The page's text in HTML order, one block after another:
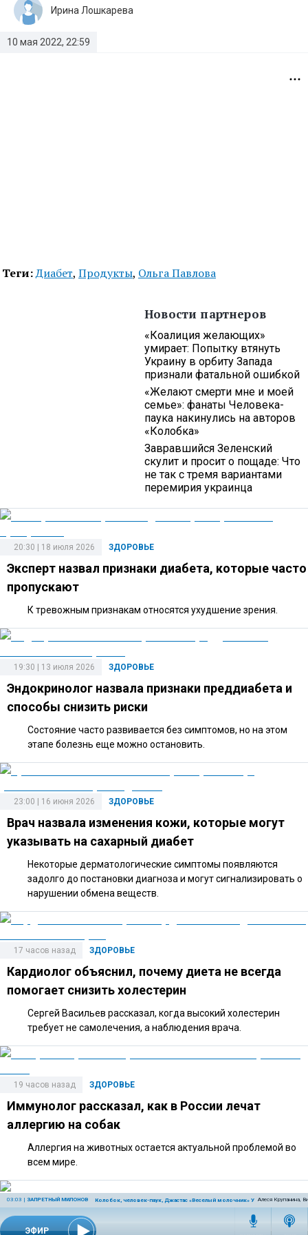
ЭФИР
03:03 | ЗАПРЕТНЫЙ МИЛОНОВ Колобок, человек-паук, Джастас «Веселый молочник» Уолкер,Алеся Крупанина,
10 мая 2022, 22:59
Ирина Лошкарева
Теги:Диабет, Продукты, Ольга Павлова
Новости партнеров
«Коалиция желающих»
умирает: Попытку втянуть
Украину в орбиту Запада
признали фатальной ошибкой
«Желают смерти мне и моей
семье»: фанаты Человека-
паука накинулись на авторов
«Колобка»
Завравшийся Зеленский
скулит и просит о пощаде: Что
не так с тремя вариантами
перемирия украинца
ЗДОРОВЬЕ
20:30 | 18 июля 2026
Эксперт назвал признаки диабета, которые часто
пропускают
К тревожным признакам относятся ухудшение зрения.
ЗДОРОВЬЕ
19:30 | 13 июля 2026
Эндокринолог назвала признаки преддиабета и
способы снизить риски
Состояние часто развивается без симптомов, но на этом
этапе болезнь еще можно остановить.
ЗДОРОВЬЕ
23:00 | 16 июня 2026
Врач назвала изменения кожи, которые могут
указывать на сахарный диабет
Некоторые дерматологические симптомы появляются
задолго до постановки диагноза и могут сигнализировать о
нарушении обмена веществ.
ЗДОРОВЬЕ
17 часов назад
Кардиолог объяснил, почему диета не всегда
помогает снизить холестерин
Сергей Васильев рассказал, когда высокий холестерин
требует не самолечения, а наблюдения врача.
ЗДОРОВЬЕ
19 часов назад
Иммунолог рассказал, как в России лечат
аллергию на собак
Аллергия на животных остается актуальной проблемой во
всем мире.
20:00 | 07 августа 2026